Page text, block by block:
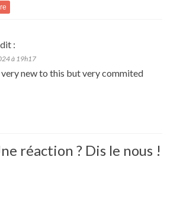
dit :
à 19h17
very new to this but very commited
réaction ? Dis le nous !